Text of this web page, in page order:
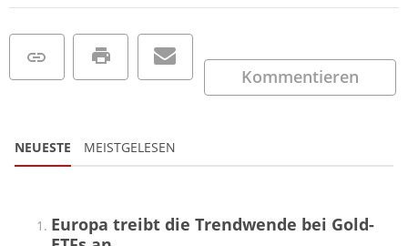
Kommentieren
NEUESTE MEISTGELESEN
Europa treibt die Trendwende bei Gold-